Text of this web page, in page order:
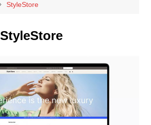
StyleStore
StyleStore